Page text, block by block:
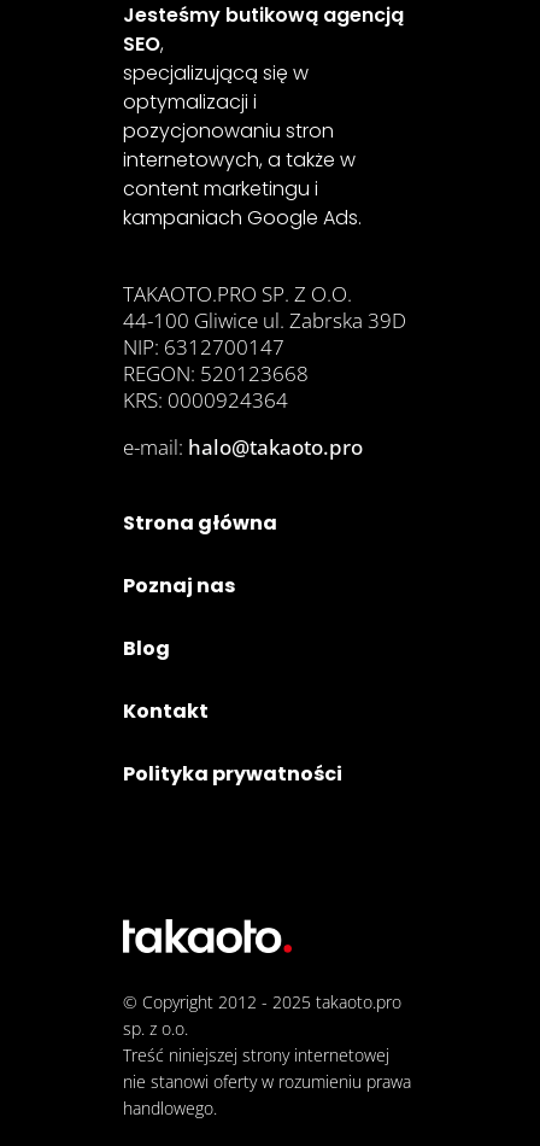
Jesteśmy butikową agencją
SEO,
specjalizującą się w
optymalizacji i
pozycjonowaniu stron
internetowych, a także w
content marketingu i
kampaniach Google Ads.
TAKAOTO.PRO SP. Z O.O.
44-100 Gliwice ul. Zabrska 39D
NIP: 6312700147
REGON: 520123668
KRS: 0000924364
e-mail: halo@takaoto.pro
Strona główna
Poznaj nas
Blog
Kontakt
Polityka prywatności
© Copyright 2012 - 2025takaoto.pro
sp. z o.o.
Treść niniejszej strony internetowej
nie stanowi oferty w rozumieniu prawa
handlowego.